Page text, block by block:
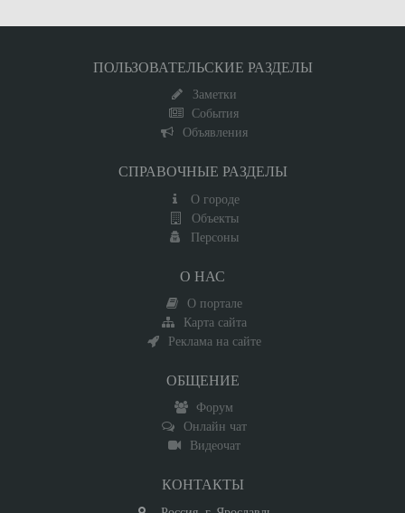
ПОЛЬЗОВАТЕЛЬСКИЕ РАЗДЕЛЫ
Заметки
События
Объявления
СПРАВОЧНЫЕ РАЗДЕЛЫ
О городе
Объекты
Персоны
О НАС
О портале
Карта сайта
Реклама на сайте
ОБЩЕНИЕ
Форум
Онлайн чат
Видеочат
КОНТАКТЫ